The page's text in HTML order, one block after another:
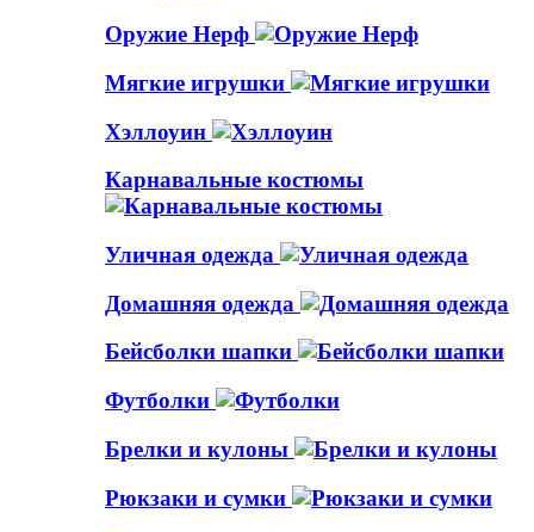
Оружие Нерф
Мягкие игрушки
Хэллоуин
Карнавальные костюмы
Уличная одежда
Домашняя одежда
Бейсболки шапки
Футболки
Брелки и кулоны
Рюкзаки и сумки